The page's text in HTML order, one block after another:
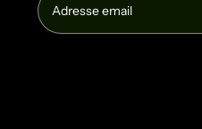
Adresse email